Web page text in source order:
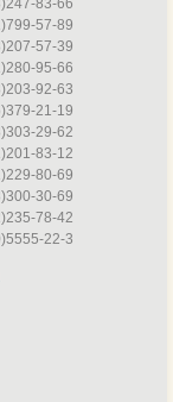
57-89
57-39
95-66
92-63
21-19
29-62
83-12
80-69
30-69
78-42
22-3